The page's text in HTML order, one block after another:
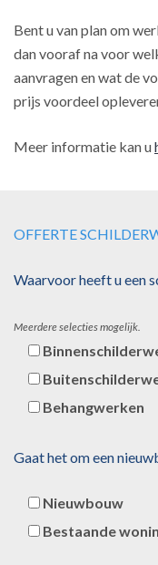
Bent u van plan om
dan vooraf na voor
aanvragen en wat de
prijs voordeel
Meer informatie kan u
OFFERTE
Waarvoor heeft u een
Meerdere selecties mogelijk.
Behangwerken
Gaat het om een
Nieuwbouw
Bestaande